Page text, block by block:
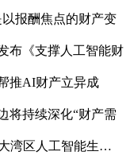
报酬焦点的财产变
布《支撑人工智能财
推AI财产立异成
将持续深化“财产需
湾区人工智能生…